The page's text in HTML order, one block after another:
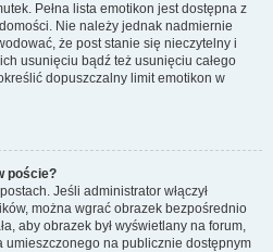
Pełna lista emotikon jest dostępna z
Nie należy jednak nadmiernie
że post stanie się nieczytelny i
usunięciu bądź też usunięciu całego
dopuszczalny limit emotikon w
poście?
Jeśli administrator włączył
można wgrać obrazek bezpośrednio
aby obrazek był wyświetlany na forum,
na publicznie dostępnym